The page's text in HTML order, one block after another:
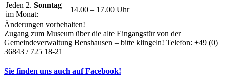
Jeden 2. Sonntag
im Monat:
14.00 – 17.00 Uhr
Änderungen vorbehalten!
Zugang zum Museum über die alte Eingangstür von der
Gemeindeverwaltung Benshausen – bitte klingeln! Telefon: +49 (0)
36843 / 725 18-21
Sie finden uns auch auf Facebook!